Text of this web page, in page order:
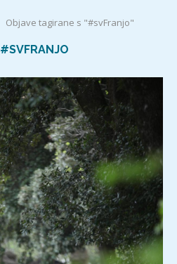
Objave tagirane s "#svFranjo"
#SVFRANJO